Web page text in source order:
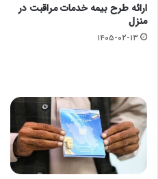
ارائه طرح بیمه‌ خدمات مراقبت در
منزل
۱۴۰۵-۰۲-۱۳